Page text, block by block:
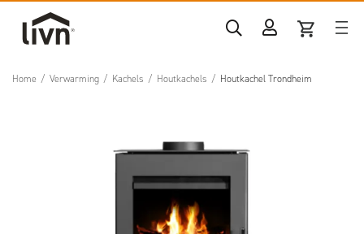
Home / Verwarming / Kachels / Houtkachels / Houtkachel Trondheim